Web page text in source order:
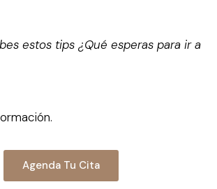
estos tips ¿Qué esperas para ir a
Agenda Tu Cita